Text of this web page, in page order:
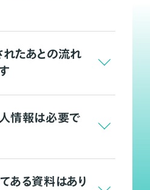
たあとの流れ
情報は必要で
ある資料はあり